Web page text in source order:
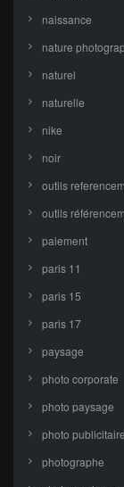
naissance
nature
naturel
naturelle
nike
noir
outils
outils
paiement
paris 11
paris 15
paris 17
paysage
photo corporate
photo paysage
photo publicitaire
photographe